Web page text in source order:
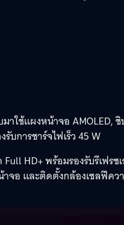
าใช้แผงหน้าจอ AMOLED,
บการชาร์จไฟเร็ว 45 W
HD+ พร้อมรองรับรีเฟรช
าจอ และติดตั้งกล้องเซลฟีคว